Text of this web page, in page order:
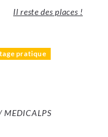
Il reste des places !
pratique
MEDICALPS